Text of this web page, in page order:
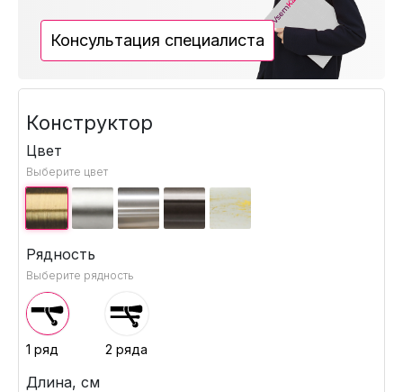
Консультация специалиста
Конструктор
Цвет
Выберите цвет
Рядность
Выберите рядность
1 ряд 2 ряда
Длина, см